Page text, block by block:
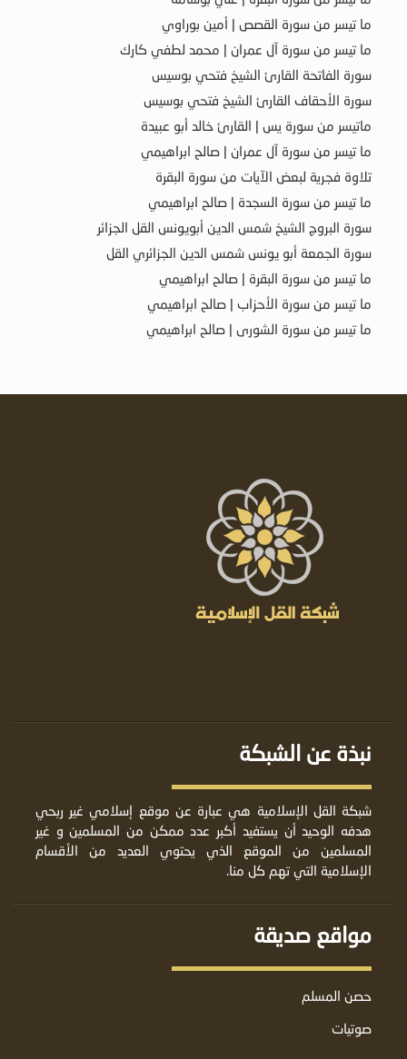
ما تيسر من سورة القصص | أمين بوراوي
ما تيسر من سورة آل عمران | محمد لطفي كارك
سورة الفاتحة القارئ الشيخ فتحي بوسيس
سورة الأحقاف القارئ الشيخ فتحي بوسيس
ماتيسر من سورة يس | القارئ خالد أبو عبيدة
ما تيسر من سورة آل عمران | صالح ابراهيمي
تلاوة فجرية لبعض الآيات من سورة البقرة
ما تيسر من سورة السجدة | صالح ابراهيمي
سورة البروج الشيخ شمس الدين أبويونس القل الجزائر
سورة الجمعة أبو يونس شمس الدين الجزائري القل
ما تيسر من سورة البقرة | صالح ابراهيمي
ما تيسر من سورة الأحزاب | صالح ابراهيمي
ما تيسر من سورة الشورى | صالح ابراهيمي
نبذة عن الشبكة
شبكة القل الإسلامية هي عبارة عن موقع إسلامي غير ربحي
هدفه الوحيد أن يستفيد أكبر عدد ممكن من المسلمين و غير
المسلمين من الموقع الذي يحتوي العديد من الأقسام
الإسلامية التي تهم كل منا.
مواقع صديقة
حصن المسلم
صوتيات